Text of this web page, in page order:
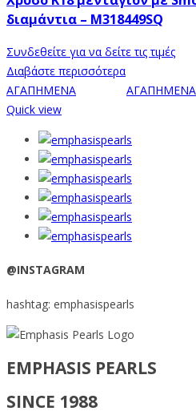
διαμάντια – M318449SQ
Συνδεθείτε για να δείτε τις τιμές
Διαβάστε περισσότερα
ΑΓΑΠΗΜΕΝΑ
ΑΓΑΠΗΜΕΝΑ
Quick view
@INSTAGRAM
hashtag: emphasispearls
EMPHASIS PEARLS
SINCE 1988